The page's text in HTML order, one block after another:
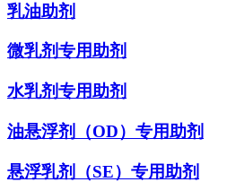
乳油助剂
微乳剂专用助剂
水乳剂专用助剂
油悬浮剂（OD）专用助剂
悬浮乳剂（SE）专用助剂